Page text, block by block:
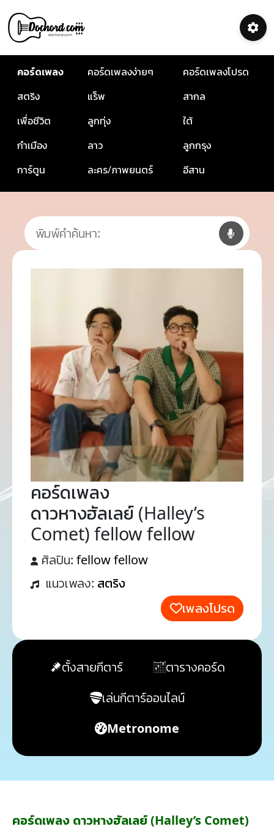
คอร์ดเพลง คอร์ดเพลงง่ายๆ
คอร์ดเพลงโปรด
สตริง
แร็พ
สากล
เพื่อชีวิต
ลูกทุ่ง
ใต้
กำเมือง
ลาว
ลูกกรุง
การ์ตูน
ละคร/ภาพยนตร์ อีสาน
คอร์ดเพลง
ดาวหางฮัลเลย์ (Halley’s
Comet) fellow fellow
ศิลปิน: fellow fellow
แนวเพลง: สตริง
เพลงโปรด
ตั้งสายกีตาร์
ตารางคอร์ด
เล่นกีตาร์ออนไลน์
Metronome
คอร์ดเพลง ดาวหางฮัลเลย์ (Halley’s Comet)